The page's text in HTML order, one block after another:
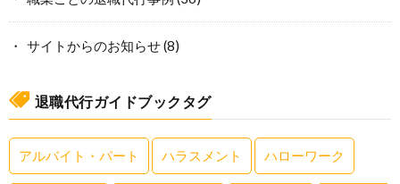
サイトからのお知らせ(8)
退職代行ガイドブックタグ
アルバイト・パート ハラスメント ハローワーク